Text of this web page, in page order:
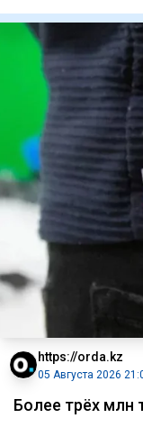
https://orda.kz
05 Августа 2026
Более трёх млн